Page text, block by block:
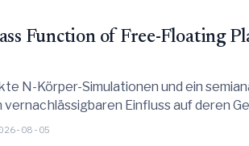
Function of Free-Floating
N-Körper-Simulationen und ein
Einfluss auf deren
sowie den Hochgeschwindigkeits-Tail
08-05